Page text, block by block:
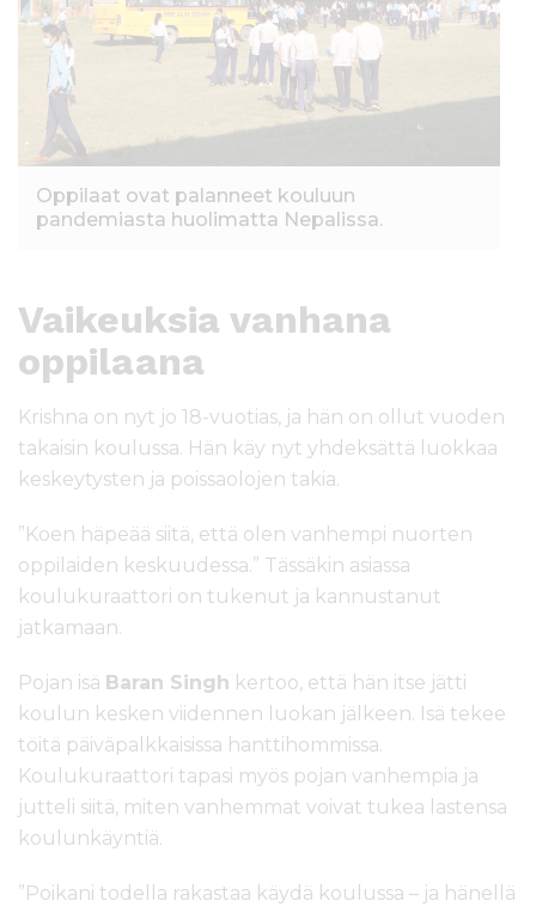
Oppilaat ovat palanneet kouluun
pandemiasta huolimatta Nepalissa.
Vaikeuksia vanhana
oppilaana
Krishna on nyt jo 18-vuotias, ja hän on ollut vuoden
takaisin koulussa. Hän käy nyt yhdeksättä luokkaa
keskeytysten ja poissaolojen takia.
”Koen häpeää siitä, että olen vanhempi nuorten
oppilaiden keskuudessa.” Tässäkin asiassa
koulukuraattori on tukenut ja kannustanut
jatkamaan.
Pojan isä Baran Singh kertoo, että hän itse jätti
koulun kesken viidennen luokan jälkeen. Isä tekee
töitä päiväpalkkaisissa hanttihommissa.
Koulukuraattori tapasi myös pojan vanhempia ja
jutteli siitä, miten vanhemmat voivat tukea lastensa
koulunkäyntiä.
”Poikani todella rakastaa käydä koulussa – ja hänellä